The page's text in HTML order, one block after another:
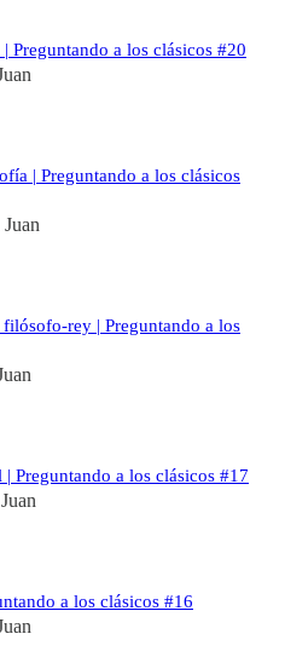
Preguntando a los clásicos #20
| Preguntando a los clásicos
rey | Preguntando a los
Preguntando a los clásicos #17
a los clásicos #16